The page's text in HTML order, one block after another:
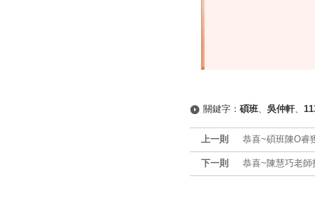
關鍵字： 碩班、 吳仲軒、
上一則 恭喜~碩班陳O睿
下一則 恭喜~陳慧巧老師